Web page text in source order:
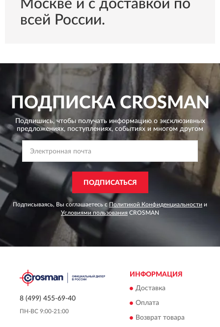
Москве и с доставкой по
всей России.
ПОДПИСКАCROSMAN
Подпишись, чтобы получать информацию о эксклюзивных
предложениях, поступлениях, событиях и многом другом
ПОДПИСАТЬСЯ
Подписываясь, Вы соглашаетесь с Политикой Конфиденциальности и
Условиями пользования CROSMAN
8 (499) 455-69-40
ПН-ВС 9:00-21:00
ИНФОРМАЦИЯ
Доставка
Оплата
Возврат товара